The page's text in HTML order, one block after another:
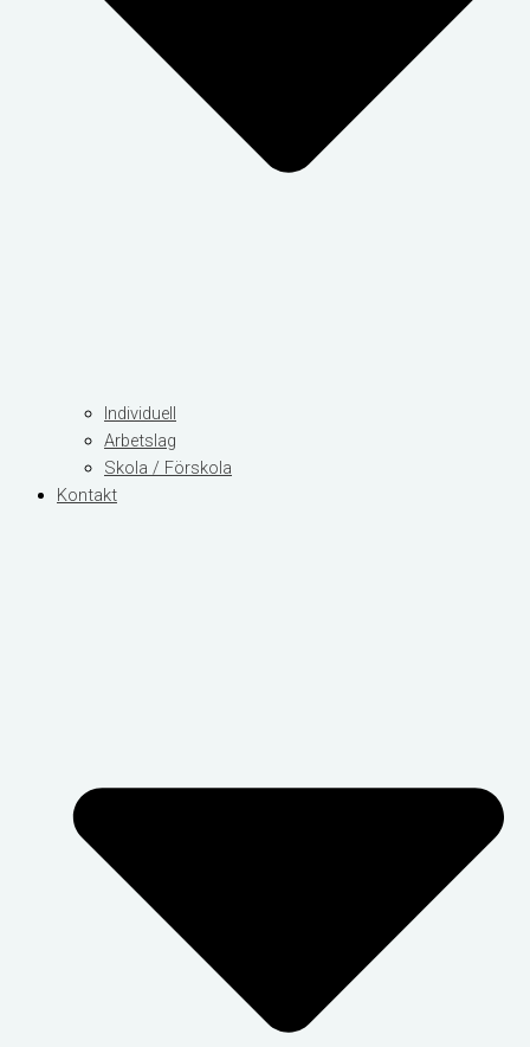
Individuell
Arbetslag
Skola / Förskola
Kontakt